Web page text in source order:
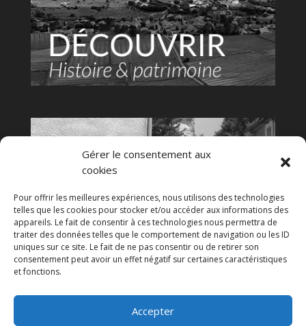
Gérer le consentement aux
cookies
Pour offrir les meilleures expériences, nous utilisons des technologies
telles que les cookies pour stocker et/ou accéder aux informations des
appareils. Le fait de consentir à ces technologies nous permettra de
traiter des données telles que le comportement de navigation ou les ID
uniques sur ce site. Le fait de ne pas consentir ou de retirer son
consentement peut avoir un effet négatif sur certaines caractéristiques
et fonctions.
Accepter